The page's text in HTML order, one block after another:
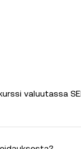
valuutassa